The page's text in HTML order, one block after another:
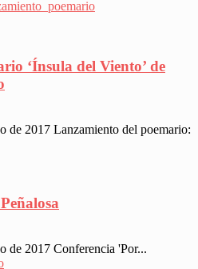
‘Ínsula del Viento’ de
de 2017 Lanzamiento del poemario:
de 2017 Conferencia 'Por...